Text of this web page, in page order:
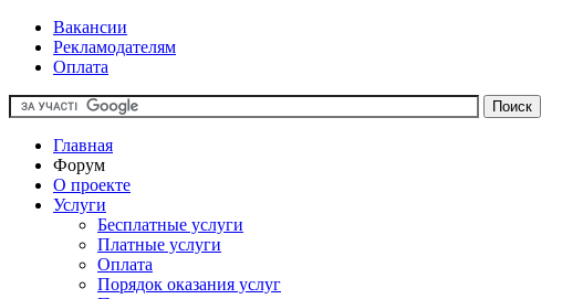
Вакансии
Рекламодателям
Оплата
Главная
Форум
О проекте
Услуги
Бесплатные услуги
Платные услуги
Оплата
Порядок оказания услуг